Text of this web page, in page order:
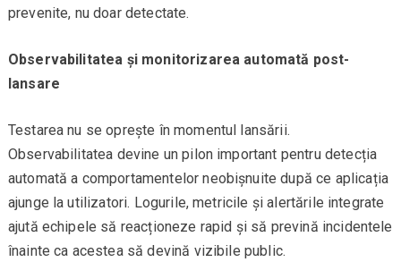
prevenite, nu doar detectate.
Observabilitatea și monitorizarea automată post-
lansare
Testarea nu se oprește în momentul lansării.
Observabilitatea devine un pilon important pentru detecția
automată a comportamentelor neobișnuite după ce aplicația
ajunge la utilizatori. Logurile, metricile și alertările integrate
ajută echipele să reacționeze rapid și să prevină incidentele
înainte ca acestea să devină vizibile public.